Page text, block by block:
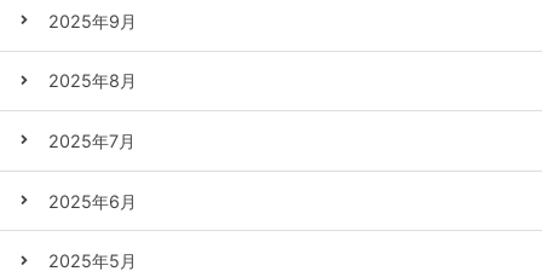
2025年9月
2025年8月
2025年7月
2025年6月
2025年5月